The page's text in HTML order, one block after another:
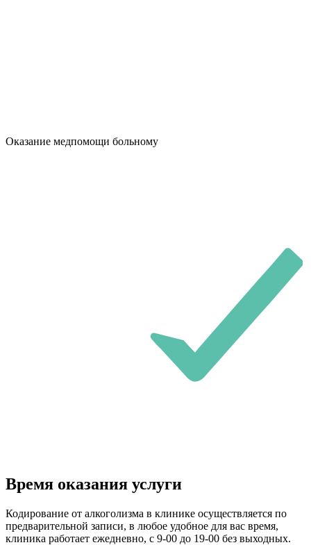
Оказание медпомощи больному
Время оказания услуги
Кодирование от алкоголизма в клинике осуществляется по
предварительной записи, в любое удобное для вас время,
клиника работает ежедневно, с 9-00 до 19-00 без выходных.